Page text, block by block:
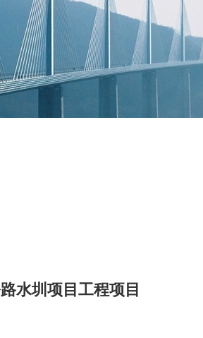
水圳项目工程项目